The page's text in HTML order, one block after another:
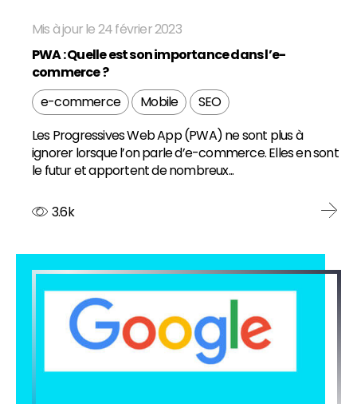
Mis à jour le 24 février 2023
PWA : Quelle est son importance dans l’e-
commerce ?
e-commerce
Mobile
SEO
Les Progressives Web App (PWA) ne sont plus à
ignorer lorsque l’on parle d’e-commerce. Elles en sont
le futur et apportent de nombreux...
3.6k